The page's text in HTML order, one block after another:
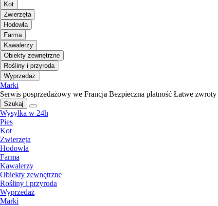
Kot
Zwierzęta
Hodowla
Farma
Kawalerzy
Obiekty zewnętrzne
Rośliny i przyroda
Wyprzedaż
Marki
Serwis posprzedażowy we Francja Bezpieczna płatność Łatwe zwroty
Szukaj
Wysyłka w 24h
Pies
Kot
Zwierzęta
Hodowla
Farma
Kawalerzy
Obiekty zewnętrzne
Rośliny i przyroda
Wyprzedaż
Marki